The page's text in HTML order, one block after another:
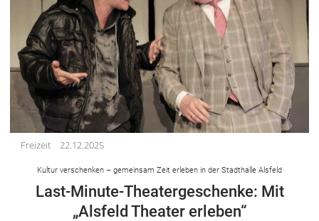
Freizeit 22.12.2025
Kultur verschenken – gemeinsam Zeit erleben in der Stadthalle Alsfeld
Last-Minute-Theatergeschenke: Mit
„Alsfeld Theater erleben“